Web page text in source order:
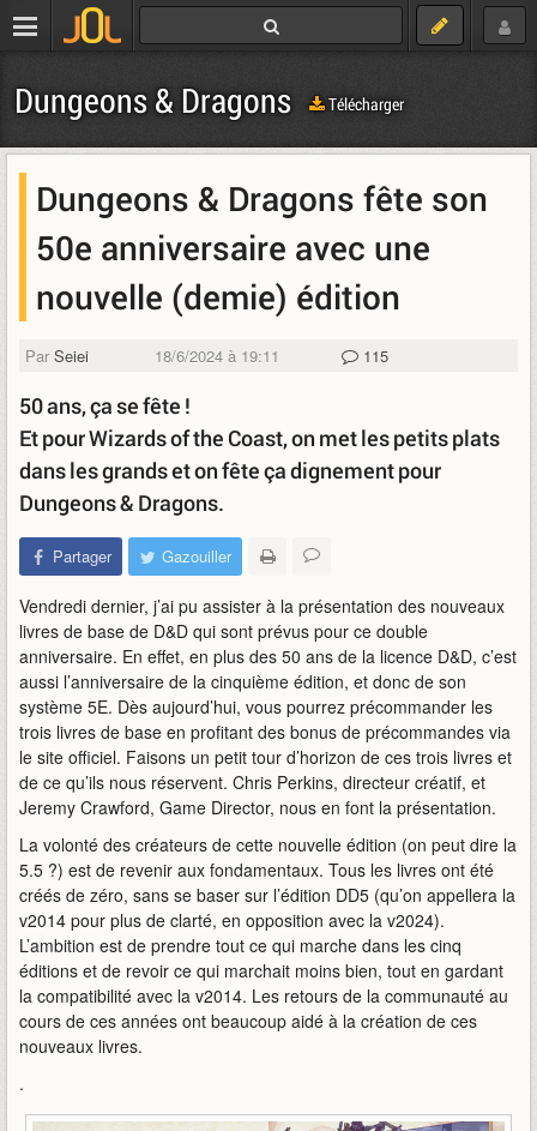
Dungeons & Dragons Télécharger
Dungeons & Dragons fête son
50e anniversaire avec une
nouvelle (demie) édition
Par Seiei 18/6/2024 à 19:11 115
50 ans, ça se fête !
Et pour Wizards of the Coast, on met les petits plats
dans les grands et on fête ça dignement pour
Dungeons & Dragons.
Partager Gazouiller
Vendredi dernier, j’ai pu assister à la présentation des nouveaux
livres de base de D&D qui sont prévus pour ce double
anniversaire. En effet, en plus des 50 ans de la licence D&D, c’est
aussi l’anniversaire de la cinquième édition, et donc de son
système 5E. Dès aujourd’hui, vous pourrez précommander les
trois livres de base en profitant des bonus de précommandes via
le site officiel. Faisons un petit tour d’horizon de ces trois livres et
de ce qu’ils nous réservent. Chris Perkins, directeur créatif, et
Jeremy Crawford, Game Director, nous en font la présentation.
La volonté des créateurs de cette nouvelle édition (on peut dire la
5.5 ?) est de revenir aux fondamentaux. Tous les livres ont été
créés de zéro, sans se baser sur l’édition DD5 (qu’on appellera la
v2014 pour plus de clarté, en opposition avec la v2024).
L’ambition est de prendre tout ce qui marche dans les cinq
éditions et de revoir ce qui marchait moins bien, tout en gardant
la compatibilité avec la v2014. Les retours de la communauté au
cours de ces années ont beaucoup aidé à la création de ces
nouveaux livres.
.